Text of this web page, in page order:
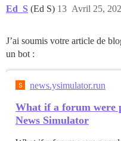
Ed_S (Ed S) Avril 25,
13
J’ai soumis votre article de
un bot :
news.ysimulator.run
What if a forum were
News Simulator